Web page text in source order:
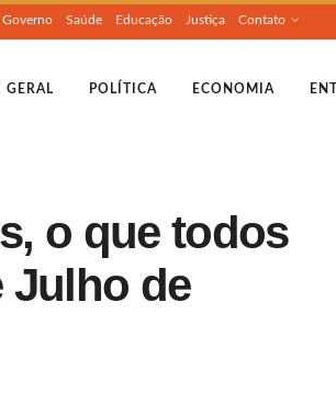
Governo Saúde Educação Justiça Contato
GERAL POLÍTICA ECONOMIA
o que todos
Julho de